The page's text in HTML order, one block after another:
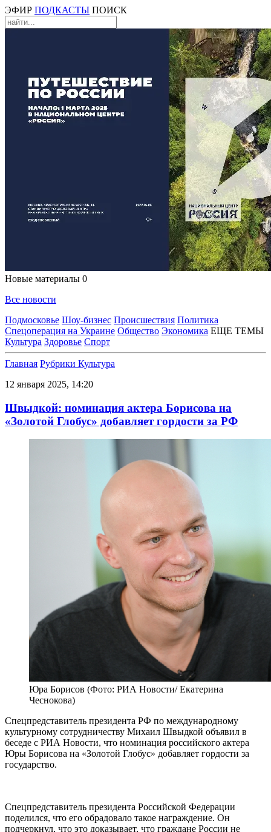
ЭФИР ПОДКАСТЫ ПОИСК
Новые материалы 0
Все новости
Подмосковье Шоу-бизнес Происшествия Политика
Спецоперация на Украине Общество Экономика ЕЩЕ ТЕМЫ
Культура Здоровье Спорт
Главная Рубрики Культура
12 января 2025, 14:20
Швыдкой: номинация актера Борисова на
«Золотой Глобус» добавляет гордости за РФ
Юра Борисов (Фото: РИА Новости/ Екатерина
Чеснокова)
Спецпредставитель президента РФ по международному
культурному сотрудничеству Михаил Швыдкой объявил в
беседе с РИА Новости, что номинация российского актера
Юры Борисова на «Золотой Глобус» добавляет гордости за
государство.
Спецпредставитель президента Российской Федерации
поделился, что его обрадовало такое награждение. Он
подчеркнул, что это доказывает, что граждане России не